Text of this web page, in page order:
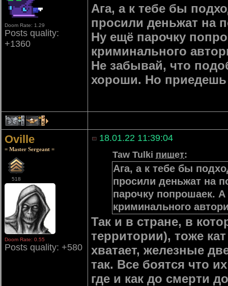
Doom Rate: 1.29
Posts quality:
+1360
Ага, а к тебе бы
просили деньжат на
Ну ещё парочку
криминального
Не забывай, что
хороши. Но
1 15
Oville
= Master Sergeant =
518
Doom Rate: 0.55
Posts quality: +580
18.01.22 11:39:04
Taw Tulki пишет:
Ага, а к тебе бы
просили деньжат на
парочку попрошаек. А
криминального
Так и в стране, в
территории), тоже
хватает, железные
так. Все боятся что
где и как до смерти